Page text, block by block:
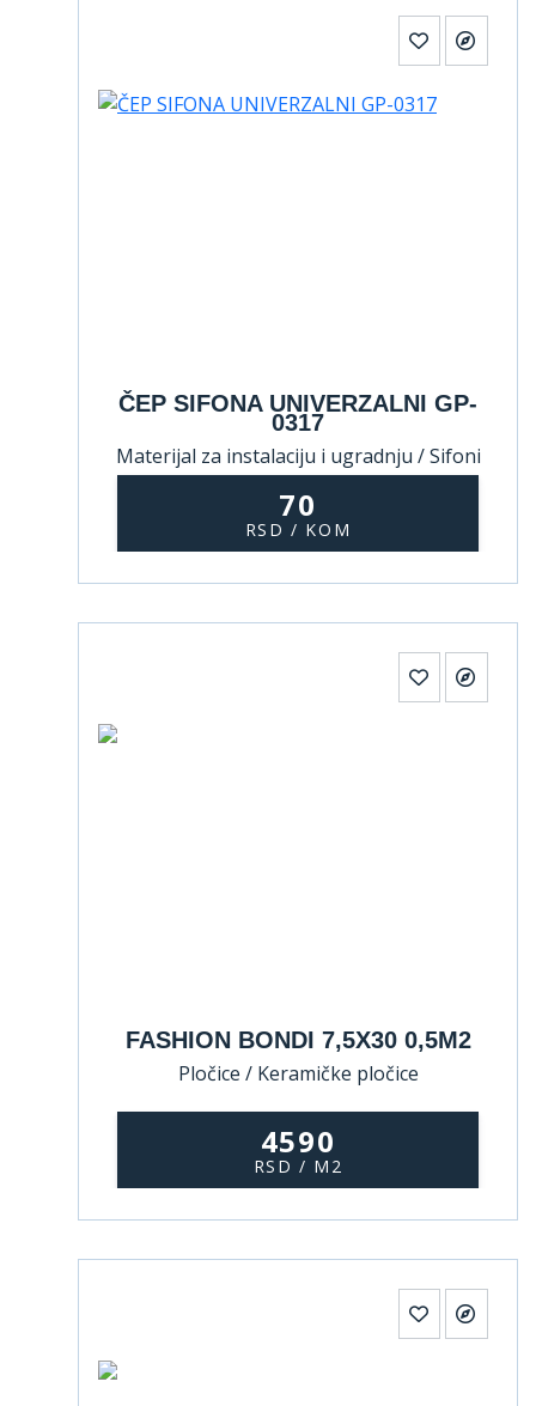
ČEP SIFONA UNIVERZALNI GP-
0317
Materijal za instalaciju i ugradnju / Sifoni
70
RSD / KOM
FASHION BONDI 7,5X30 0,5M2
Pločice / Keramičke pločice
4590
RSD / M2